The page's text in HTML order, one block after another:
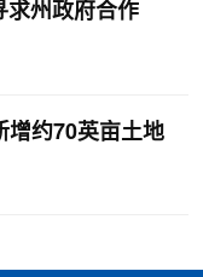
求州政府合作
增约70英亩土地